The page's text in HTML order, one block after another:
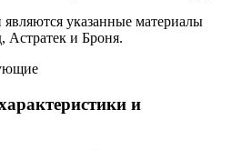
указанные материалы
Астратек и Броня.
и